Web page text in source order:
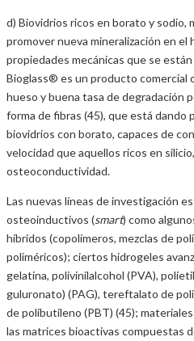
d) Biovidrios ricos en borato y sodio,
promover nueva mineralización en el
propiedades mecánicas que se
Bioglass® es un producto comercial
hueso y buena tasa de degradación
forma de fibras (45), que está dando
biovidrios con borato, capaces de
velocidad que aquellos ricos en
osteoconductividad.
Las nuevas líneas de investigación
osteoinductivos (smart) como
híbridos (copolímeros, mezclas de
poliméricos); ciertos hidrogeles
gelatina, polivinilalcohol (PVA),
guluronato) (PAG), tereftalato de
de polibutileno (PBT) (45);
las matrices bioactivas compuestas